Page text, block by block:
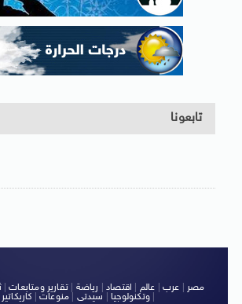
تابعونا
مصر عرب عالم اقتصاد رياضة |تقارير ومتابعات|
وتكنولوجيا| سيدتى منوعات كاريكاتير
|